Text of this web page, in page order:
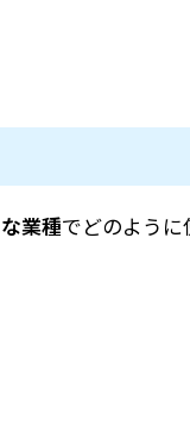
業種でどのように